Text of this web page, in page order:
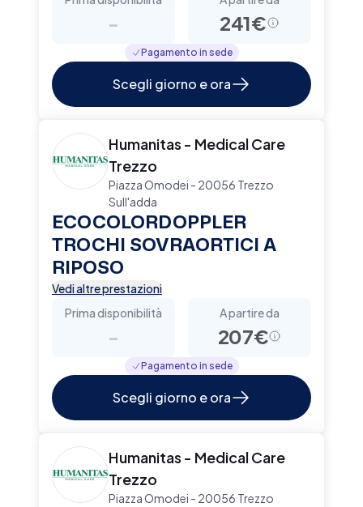
- 241€
Pagamento in sede
Scegli giorno e ora
Humanitas - Medical Care
Trezzo
Piazza Omodei - 20056 Trezzo
Sull'adda
ECOCOLORDOPPLER
TROCHI SOVRAORTICI A
RIPOSO
Vedi altre prestazioni
Prima disponibilità
-
A partire da
207€
Pagamento in sede
Scegli giorno e ora
Humanitas - Medical Care
Trezzo
Piazza Omodei - 20056 Trezzo